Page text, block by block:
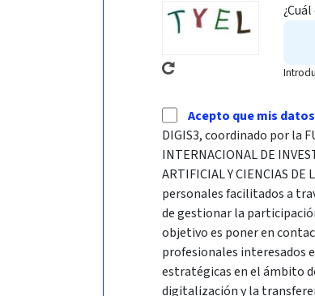
Acepto que mis
DIGIS3, coordinado por la
INTERNACIONAL DE
ARTIFICIAL Y CIENCIAS
personales facilitados a
de gestionar la
objetivo es poner en
profesionales interesados
estratégicas en el ámbito
digitalización y la